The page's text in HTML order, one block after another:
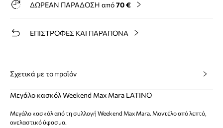
ΔΩΡΕΑΝ ΠΑΡΑΔΟΣΗ από70 €
ΕΠΙΣΤΡΟΦΕΣ ΚΑΙ ΠΑΡΑΠΟΝΑ
Σχετικά με το προϊόν
Μεγάλο κασκόλ Weekend Max Mara LATINO
Μεγάλο κασκόλ από τη συλλογή Weekend Max Mara. Μοντέλο από λεπτό,
ανελαστικό ύφασμα.